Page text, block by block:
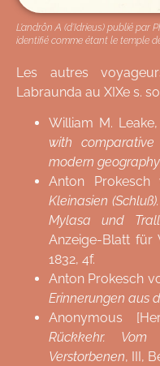
L’andrôn A (d’Idrieus) publié par
identifié comme étant le temple
Les autres
Labraunda au XIXe s.
William M.
with
modern
Anton
Kleinasien
Mylasa und
Anzeige-Blatt für
1832, 4f.
Anton Prokesch
Erinnerungen aus
Anonymous
Rückkehr.
Verstorbenen, III,